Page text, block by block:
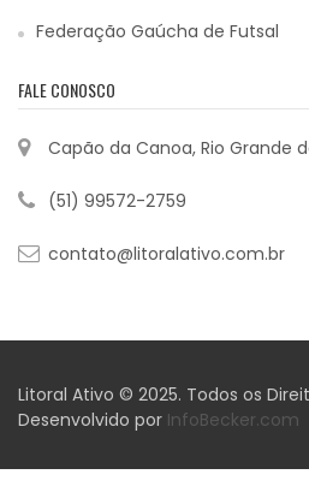
Federação Gaúcha de Futsal
FALE CONOSCO
Capão da Canoa, Rio Grande
(51) 99572-2759
contato@litoralativo.com.br
Litoral Ativo © 2025. Todos os
Desenvolvido por InfoBecker.com